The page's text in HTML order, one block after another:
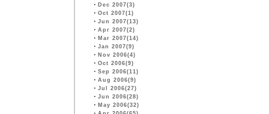
・ Dec 2007(3)
・ Oct 2007(1)
・ Jun 2007(13)
・ Apr 2007(2)
・ Mar 2007(14)
・ Jan 2007(9)
・ Nov 2006(4)
・ Oct 2006(9)
・ Sep 2006(11)
・ Aug 2006(9)
・ Jul 2006(27)
・ Jun 2006(28)
・ May 2006(32)